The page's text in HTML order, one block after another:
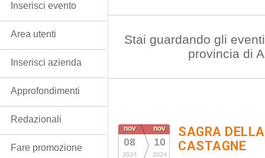
Stai guardando gli
provincia di
nov
08
2024
nov
10
2024
SAGRA
CASTAGNE
Inserisci evento
Area utenti
Inserisci azienda
Approfondimenti
Redazionali
Fare promozione